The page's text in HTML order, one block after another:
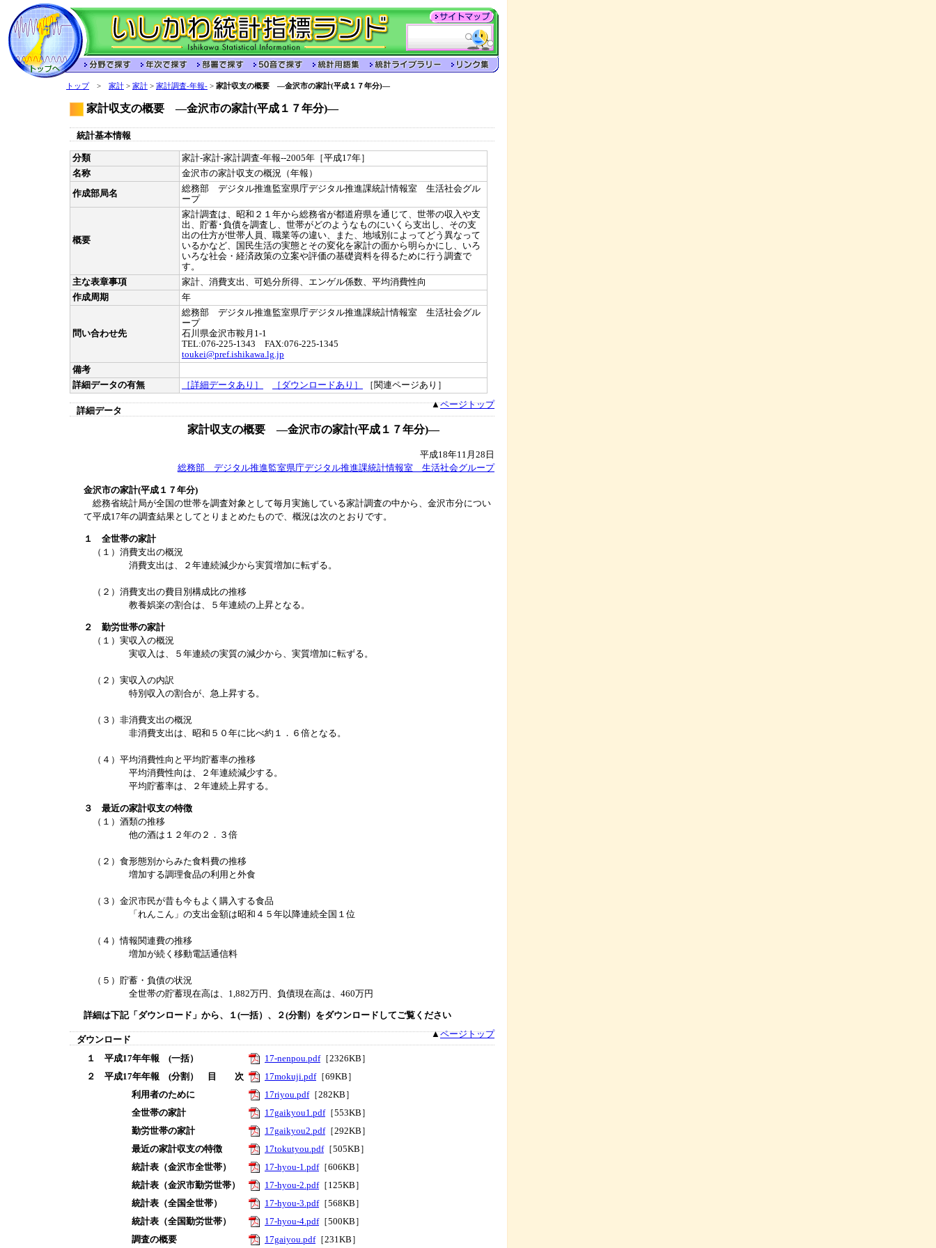
トップ> 家計 > 家計 > 家計調査-年報- > 家計収支の概要 ―金沢市の家計(平成１７年分)―
家計収支の概要 ―金沢市の家計(平成１７年分)―
統計基本情報
分類
家計-家計-家計調査-年報--2005年［平成17年］
名称
金沢市の家計収支の概況（年報）
作成部局名
総務部 デジタル推進監室県庁デジタル推進課統計情報室 生活社会グル
ープ
概要
家計調査は、昭和２１年から総務省が都道府県を通じて、世帯の収入や支
出、貯蓄･負債を調査し、世帯がどのようなものにいくら支出し、その支
出の仕方が世帯人員、職業等の違い、また、地域別によってどう異なって
いるかなど、国民生活の実態とその変化を家計の面から明らかにし、いろ
いろな社会・経済政策の立案や評価の基礎資料を得るために行う調査で
す。
主な表章事項
家計、消費支出、可処分所得、エンゲル係数、平均消費性向
作成周期
年
問い合わせ先
総務部 デジタル推進監室県庁デジタル推進課統計情報室 生活社会グル
ープ
石川県金沢市鞍月1-1
TEL:076-225-1343 FAX:076-225-1345
toukei@pref.ishikawa.lg.jp
備考
詳細データの有無
［詳細データあり］ ［ダウンロードあり］ ［関連ページあり］
詳細データ
▲ページトップ
家計収支の概要 ―金沢市の家計(平成１７年分)―
平成18年11月28日
総務部 デジタル推進監室県庁デジタル推進課統計情報室 生活社会グループ
金沢市の家計(平成１７年分)
総務省統計局が全国の世帯を調査対象として毎月実施している家計調査の中から、金沢市分につい
て平成17年の調査結果としてとりまとめたもので、概況は次のとおりです。
１ 全世帯の家計
（１）消費支出の概況
消費支出は、２年連続減少から実質増加に転ずる。
（２）消費支出の費目別構成比の推移
教養娯楽の割合は、５年連続の上昇となる。
２ 勤労世帯の家計
（１）実収入の概況
実収入は、５年連続の実質の減少から、実質増加に転ずる。
（２）実収入の内訳
特別収入の割合が、急上昇する。
（３）非消費支出の概況
非消費支出は、昭和５０年に比べ約１．６倍となる。
（４）平均消費性向と平均貯蓄率の推移
平均消費性向は、２年連続減少する。
平均貯蓄率は、２年連続上昇する。
３ 最近の家計収支の特徴
（１）酒類の推移
他の酒は１２年の２．３倍
（２）食形態別からみた食料費の推移
増加する調理食品の利用と外食
（３）金沢市民が昔も今もよく購入する食品
「れんこん」の支出金額は昭和４５年以降連続全国１位
（４）情報関連費の推移
増加が続く移動電話通信料
（５）貯蓄・負債の状況
全世帯の貯蓄現在高は、1,882万円、負債現在高は、460万円
詳細は下記「ダウンロード」から、１(一括）、２(分割）をダウンロードしてご覧ください
ダウンロード
▲ページトップ
１ 平成17年年報 (一括） 17-nenpou.pdf［2326KB］
２ 平成17年年報 (分割） 目 次
17mokuji.pdf［69KB］
利用者のために
17riyou.pdf［282KB］
全世帯の家計
17gaikyou1.pdf［553KB］
勤労世帯の家計
17gaikyou2.pdf［292KB］
最近の家計収支の特徴
17tokutyou.pdf［505KB］
統計表（金沢市全世帯）
17-hyou-1.pdf［606KB］
統計表（金沢市勤労世帯）
17-hyou-2.pdf［125KB］
統計表（全国全世帯）
17-hyou-3.pdf［568KB］
統計表（全国勤労世帯）
17-hyou-4.pdf［500KB］
調査の概要
17gaiyou.pdf［231KB］